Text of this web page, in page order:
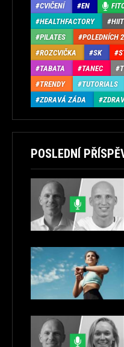
CVIČENÍ
EN
HEALTHFACTORY
HIIT
PILATES
POLEDNÍCH
ROZCVIČKA
SK
TABATA
TANEC
TRENDY
TUTORIALS
ZDRAVÁ ZÁDA
POSLEDNÍ